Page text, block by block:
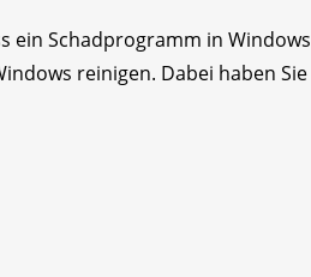
ein Schadprogramm in Windows
reinigen. Dabei haben Sie